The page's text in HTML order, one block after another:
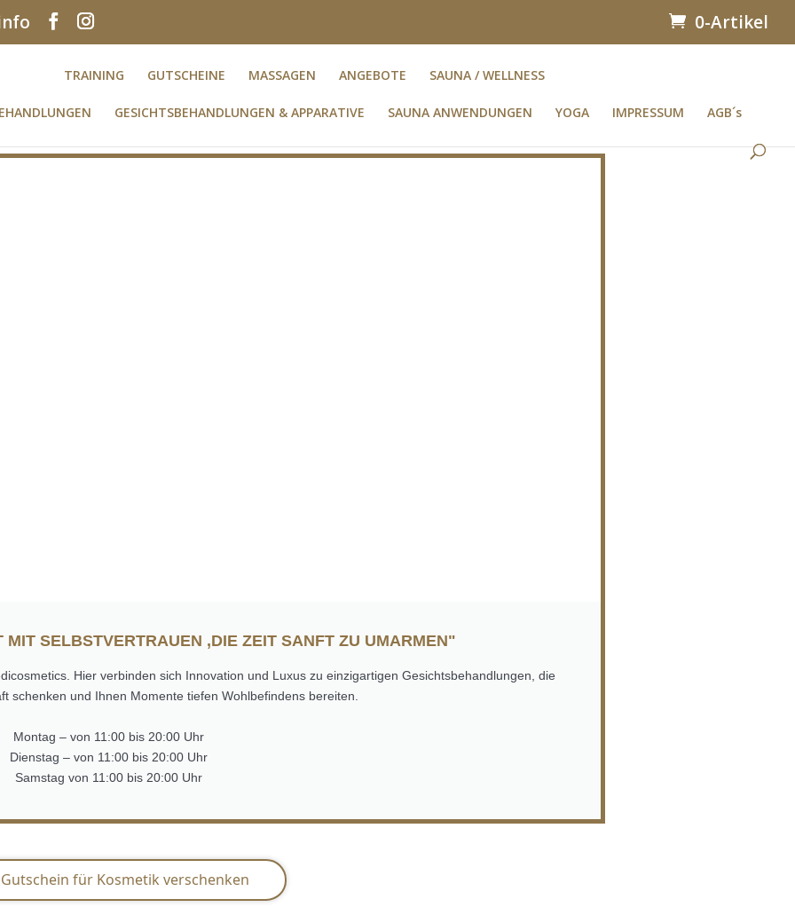
0-Artikel
TRAINING GUTSCHEINE MASSAGEN ANGEBOTE SAUNA / WELLNESS
GESICHTSBEHANDLUNGEN & APPARATIVE SAUNA ANWENDUNGEN YOGA IMPRESSUM AGB´s
SELBSTVERTRAUEN ,DIE ZEIT SANFT ZU UMARMEN"
Hier verbinden sich Innovation und Luxus zu einzigartigen Gesichtsbehandlungen, die
schenken und Ihnen Momente tiefen Wohlbefindens bereiten.
Montag – von 11:00 bis 20:00 Uhr
Dienstag – von 11:00 bis 20:00 Uhr
Samstag von 11:00 bis 20:00 Uhr
für Kosmetik verschenken